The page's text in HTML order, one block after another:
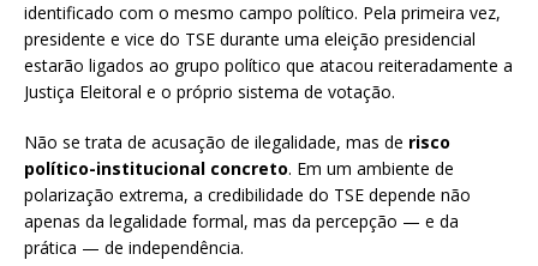
identificado com o mesmo campo político. Pela primeira vez,
presidente e vice do TSE durante uma eleição presidencial
estarão ligados ao grupo político que atacou reiteradamente a
Justiça Eleitoral e o próprio sistema de votação.
Não se trata de acusação de ilegalidade, mas de risco
político-institucional concreto. Em um ambiente de
polarização extrema, a credibilidade do TSE depende não
apenas da legalidade formal, mas da percepção — e da
prática — de independência.